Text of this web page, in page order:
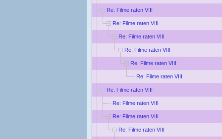
Re: Filme raten VIII
Re: Filme raten VIII
Re: Filme raten VIII
Re: Filme raten VIII
Re: Filme raten VIII
Re: Filme raten VIII
Re: Filme raten VIII
Re: Filme raten VIII
Re: Filme raten VIII
Re: Filme raten VIII